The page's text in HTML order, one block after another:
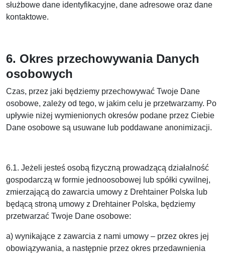
służbowe dane identyfikacyjne, dane adresowe oraz dane
kontaktowe.
6. Okres przechowywania Danych
osobowych
Czas, przez jaki będziemy przechowywać Twoje Dane
osobowe, zależy od tego, w jakim celu je przetwarzamy. Po
upływie niżej wymienionych okresów podane przez Ciebie
Dane osobowe są usuwane lub poddawane anonimizacji.
6.1. Jeżeli jesteś osobą fizyczną prowadzącą działalność
gospodarczą w formie jednoosobowej lub spółki cywilnej,
zmierzającą do zawarcia umowy z Drehtainer Polska lub
będącą stroną umowy z Drehtainer Polska, będziemy
przetwarzać Twoje Dane osobowe:
a) wynikające z zawarcia z nami umowy – przez okres jej
obowiązywania, a następnie przez okres przedawnienia